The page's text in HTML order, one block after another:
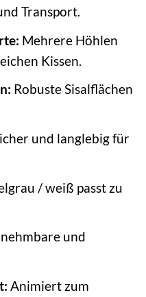
Transport.
Mehrere Höhlen
Kissen.
Robuste Sisalflächen
und langlebig für
/ weiß passt zu
und
Animiert zum